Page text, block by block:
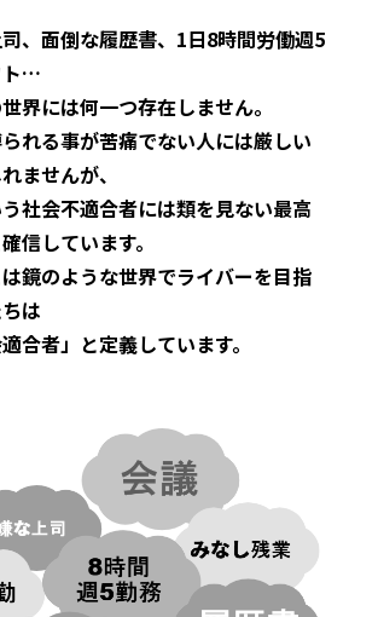
、面倒な履歴書、1日8時間労働週5
ト…
界には何一つ存在しません。
れる事が苦痛でない人には厳しい
ませんが、
社会不適合者には類を見ない最高
信しています。
鏡のような世界でライバーを目指
は
適合者」と定義しています。